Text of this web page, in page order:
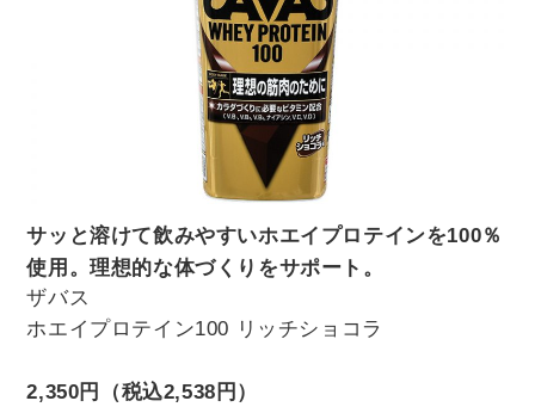
サッと溶けて飲みやすいホエイプロテインを100％
使用。理想的な体づくりをサポート。
ザバス
ホエイプロテイン100 リッチショコラ
2,350円（税込2,538円）